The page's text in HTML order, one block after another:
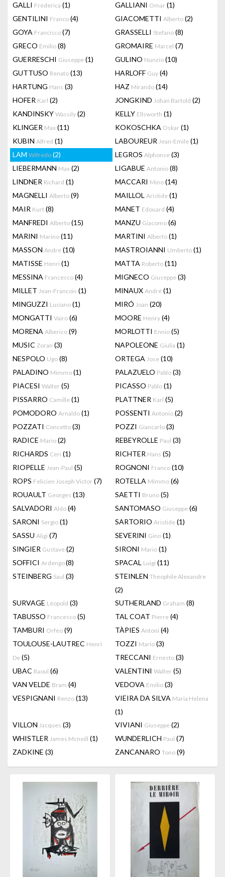
GALLI Frederica (1) GALLIANI Omar (1)
GENTILINI Franco (4) GIACOMETTI Alberto (2)
GOYA Francisco (7) GRASSELLI Stefano (8)
GRECO Emilio (8) GROMAIRE Marcel (7)
GUERRESCHI Giuseppe (1) GULINO Nunzio (10)
GUTTUSO Renato (13) HARLOFF Guy (4)
HARTUNG Hans (3) HAZ Mirando (14)
HOFER Karl (2) JONGKIND Johan Bartold (2)
KANDINSKY Wassily (2) KELLY Ellsworth (1)
KLINGER Max (11) KOKOSCHKA Oskar (1)
KUBIN Alfred (1) LABOUREUR Jean-Emile (1)
LAM Wifredo (2) LEGROS Alphonse (3)
LIEBERMANN Max (2) LIGABUE Antonio (8)
LINDNER Richard (1) MACCARI Mino (14)
MAGNELLI Alberto (9) MAILLOL Aristide (1)
MAIR Kurt (8) MANET Edouard (4)
MANFREDI Alberto (15) MANZU Giacomo (6)
MARINI Marino (11) MARTINI Alberto (1)
MASSON Andre (10) MASTROIANNI Umberto (1)
MATISSE Henri (1) MATTA Roberto (11)
MESSINA Francesco (4) MIGNECO Giuseppe (3)
MILLET Jean-Francois (1) MINAUX André (1)
MINGUZZI Luciano (1) MIRÓ Joan (20)
MONGATTI Vairo (6) MOORE Henry (4)
MORENA Alberico (9) MORLOTTI Ennio (5)
MUSIC Zoran (3) NAPOLEONE Giulia (1)
NESPOLO Ugo (8) ORTEGA Jose (10)
PALADINO Mimmo (1) PALAZUELO Pablo (3)
PIACESI Walter (5) PICASSO Pablo (1)
PISSARRO Camille (1) PLATTNER Karl (5)
POMODORO Arnaldo (1) POSSENTI Antonio (2)
POZZATI Concetto (3) POZZI Giancarlo (3)
RADICE Mario (2) REBEYROLLE Paul (3)
RICHARDS Ceri (1) RICHTER Hans (5)
RIOPELLE Jean-Paul (5) ROGNONI Franco (10)
ROPS Felicien Joseph Victor (7) ROTELLA Mimmo (6)
ROUAULT Georges (13) SAETTI Bruno (5)
SALVADORI Aldo (4) SANTOMASO Giuseppe (6)
SARONI Sergio (1) SARTORIO Aristide (1)
SASSU Aligi (7) SEVERINI Gino (1)
SINGIER Gustave (2) SIRONI Mario (1)
SOFFICI Ardengo(8) SPACAL Luigi (11)
STEINBERG Saul (3) STEINLEN Theophile Alexandre
(2)
SURVAGE Léopold (3) SUTHERLAND Graham (8)
TABUSSO Francesco (5) TAL COAT Pierre (4)
TAMBURI Orfeo (9) TÀPIES Antoni (4)
TOULOUSE-LAUTREC Henri
De (5)
TOZZI Mario (3)
TRECCANI Ernesto (3)
UBAC Raoul (6) VALENTINI Walter (5)
VAN VELDE Bram (4) VEDOVA Emilio (3)
VESPIGNANI Renzo (13) VIEIRA DA SILVA Maria Helena
(1)
VILLON Jacques (3) VIVIANI Giuseppe (2)
WHISTLER James Mcneill (1) WUNDERLICH Paul (7)
ZADKINE (3) ZANCANARO Tono (9)